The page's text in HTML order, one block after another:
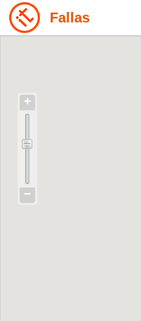
Fallas
+
−